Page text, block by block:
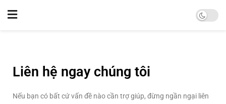
Liên hệ ngay chúng tôi
Nếu bạn có bất cứ vấn đề nào cần trợ giúp, đừng ngần ngại liên